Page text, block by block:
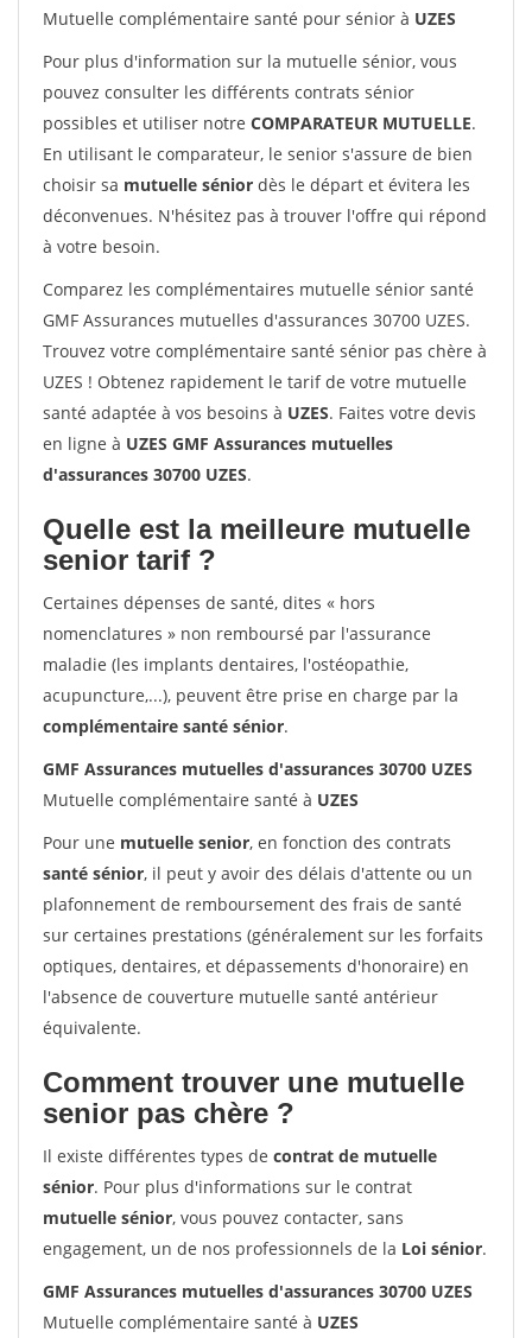
Mutuelle complémentaire santé pour sénior à UZES
Pour plus d'information sur la mutuelle sénior, vous
pouvez consulter les différents contrats sénior
possibles et utiliser notre COMPARATEUR MUTUELLE.
En utilisant le comparateur, le senior s'assure de bien
choisir sa mutuelle sénior dès le départ et évitera les
déconvenues. N'hésitez pas à trouver l'offre qui répond
à votre besoin.
Comparez les complémentaires mutuelle sénior santé
GMF Assurances mutuelles d'assurances 30700 UZES.
Trouvez votre complémentaire santé sénior pas chère à
UZES ! Obtenez rapidement le tarif de votre mutuelle
santé adaptée à vos besoins à UZES. Faites votre devis
en ligne à UZES GMF Assurances mutuelles
d'assurances 30700 UZES.
Quelle est la meilleure mutuelle
senior tarif ?
Certaines dépenses de santé, dites « hors
nomenclatures » non remboursé par l'assurance
maladie (les implants dentaires, l'ostéopathie,
acupuncture,...), peuvent être prise en charge par la
complémentaire santé sénior.
GMF Assurances mutuelles d'assurances 30700 UZES
Mutuelle complémentaire santé à UZES
Pour une mutuelle senior, en fonction des contrats
santé sénior, il peut y avoir des délais d'attente ou un
plafonnement de remboursement des frais de santé
sur certaines prestations (généralement sur les forfaits
optiques, dentaires, et dépassements d'honoraire) en
l'absence de couverture mutuelle santé antérieur
équivalente.
Comment trouver une mutuelle
senior pas chère ?
Il existe différentes types de contrat de mutuelle
sénior. Pour plus d'informations sur le contrat
mutuelle sénior, vous pouvez contacter, sans
engagement, un de nos professionnels de la Loi sénior.
GMF Assurances mutuelles d'assurances 30700 UZES
Mutuelle complémentaire santé à UZES